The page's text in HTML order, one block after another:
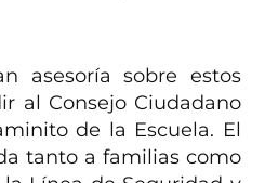
asesoría sobre estos
al Consejo Ciudadano
de la Escuela. El
tanto a familias como